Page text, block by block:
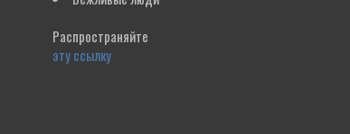
Распространяйте
эту ссылку